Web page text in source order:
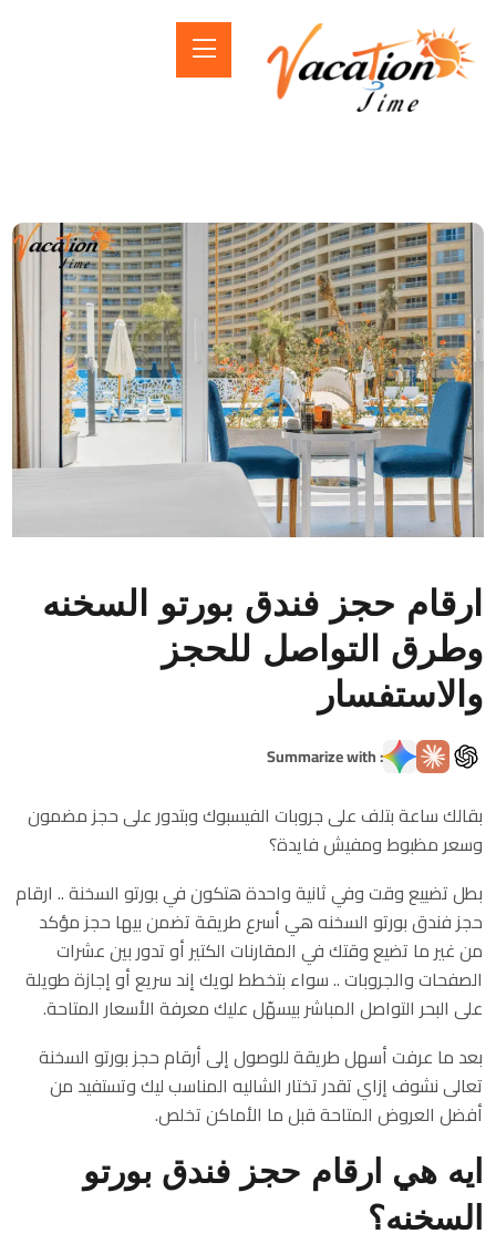
ارقام حجز فندق بورتو السخنه
وطرق التواصل للحجز
والاستفسار
: Summarize with
بقالك ساعة بتلف على جروبات الفيسبوك وبتدور على حجز مضمون
وسعر مظبوط ومفيش فايدة؟
بطل تضييع وقت وفي ثانية واحدة هتكون في بورتو السخنة .. ارقام
حجز فندق بورتو السخنه هي أسرع طريقة تضمن بيها حجز مؤكد
من غير ما تضيع وقتك في المقارنات الكتير أو تدور بين عشرات
الصفحات والجروبات .. سواء بتخطط لويك إند سريع أو إجازة طويلة
على البحر التواصل المباشر بيسهّل عليك معرفة الأسعار المتاحة.
بعد ما عرفت أسهل طريقة للوصول إلى أرقام حجز بورتو السخنة
تعالى نشوف إزاي تقدر تختار الشاليه المناسب ليك وتستفيد من
أفضل العروض المتاحة قبل ما الأماكن تخلص.
ايه هي ارقام حجز فندق بورتو
السخنه؟